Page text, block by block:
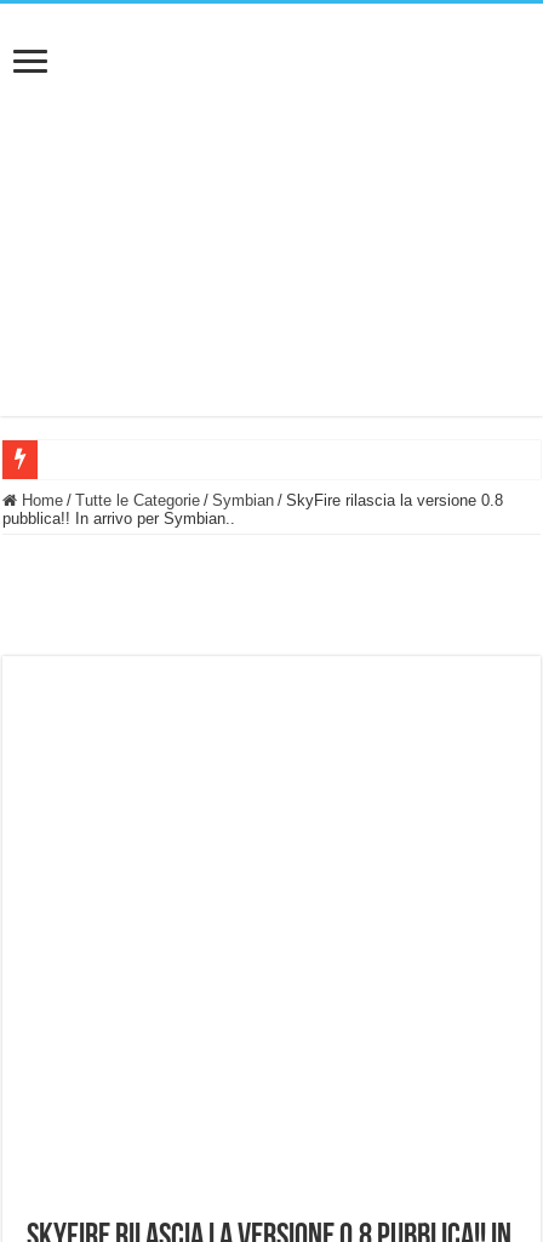
BASTA FATICARE! Questo robot tagliaerba lo appoggi e fa tutto lui! (Senza
Home / Tutte le Categorie / Symbian / SkyFire rilascia la versione 0.8
pubblica!! In arrivo per Symbian..